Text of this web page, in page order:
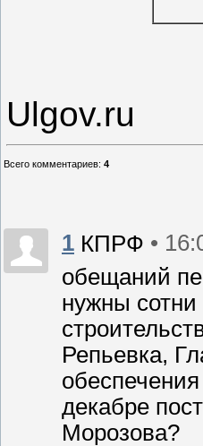
Ulgov.ru
Всего комментариев: 4
1 КПРФ •
обещаний
нужны
Репьевка,
декабре
Морозова?